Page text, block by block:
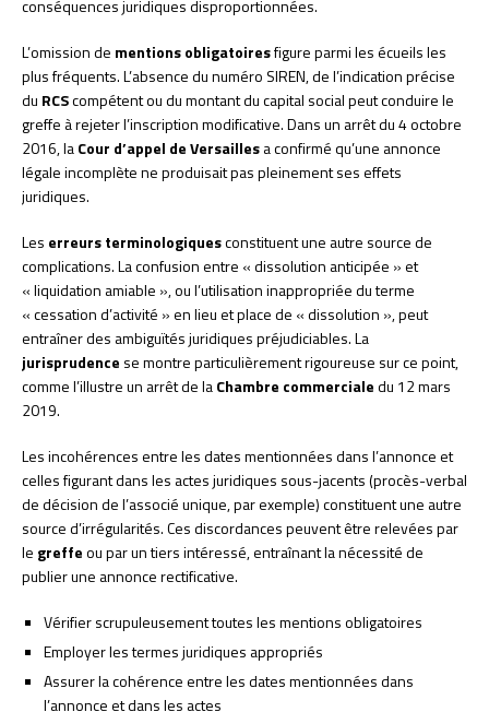
conséquences juridiques disproportionnées.
L’omission de mentions obligatoiresfigure parmi les écueils les
plus fréquents. L’absence du numéro SIREN, de l’indication précise
du RCScompétent ou du montant du capital social peut conduire le
greffe à rejeter l’inscription modificative. Dans un arrêt du 4 octobre
2016, laCour d’appel de Versaillesa confirmé qu’une annonce
légale incomplète ne produisait pas pleinement ses effets
juridiques.
Les erreurs terminologiquesconstituent une autre source de
complications. La confusion entre « dissolution anticipée » et
« liquidation amiable », ou l’utilisation inappropriée du terme
« cessation d’activité » en lieu et place de « dissolution », peut
entraîner des ambiguïtés juridiques préjudiciables. La
jurisprudence se montre particulièrement rigoureuse sur ce point,
comme l’illustre un arrêt de laChambre commercialedu 12 mars
2019.
Les incohérences entre les dates mentionnées dans l’annonce et
celles figurant dans les actes juridiques sous-jacents (procès-verbal
de décision de l’associé unique, par exemple) constituent une autre
source d’irrégularités. Ces discordances peuvent être relevées par
le greffeou par un tiers intéressé, entraînant la nécessité de
publier une annonce rectificative.
Vérifier scrupuleusement toutes les mentions obligatoires
Employer les termes juridiques appropriés
Assurer la cohérence entre les dates mentionnées dans
l’annonce et dans les actes